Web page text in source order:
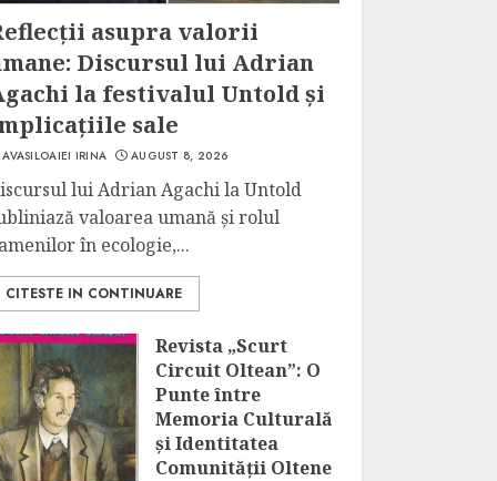
asupra valorii
Discursul lui Adrian
la festivalul Untold și
sale
AVASILOAIEI IRINA AUGUST 8, 2026
lui Adrian Agachi la Untold
valoarea umană și rolul
în ecologie,...
CITESTE IN CONTINUARE
Revista „Scurt
Circuit Oltean”: O
Punte între
Memoria Culturală
și Identitatea
Comunității Oltene